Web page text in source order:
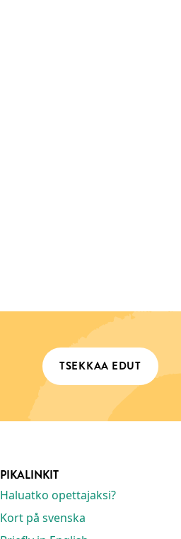
TSEKKAA EDUT
PIKALINKIT
Haluatko opettajaksi?
Kort på svenska